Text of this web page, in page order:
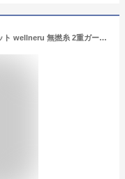
やわらかく動きやすいパジャマ ペアセット wellneru 無撚糸 2重ガーゼ 快眠パジャマ ガーゼ M L LL 綿100％ コットン 日本製 春 夏 長袖 長ズボン ウェルネル 母の日 父の日 敬老の日 クリスマス ギフト 結婚 カップル 夫婦 プレゼント ペアルック お祝い 2023 あす楽対応